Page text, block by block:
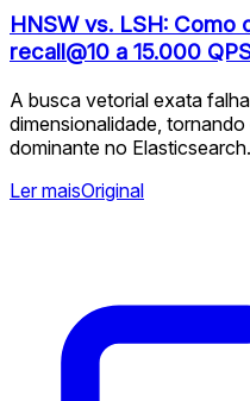
HNSW vs. LSH:
recall@10 a 15.000
A busca vetorial exata
dimensionalidade,
dominante no Elasticsearch.
Ler maisOriginal